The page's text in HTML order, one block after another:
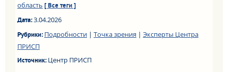
область [ Все теги ]
Дата:3.04.2026
Рубрики:Подробности| Точка зрения | Эксперты Центра
ПРИСП
Источник:Центр ПРИСП